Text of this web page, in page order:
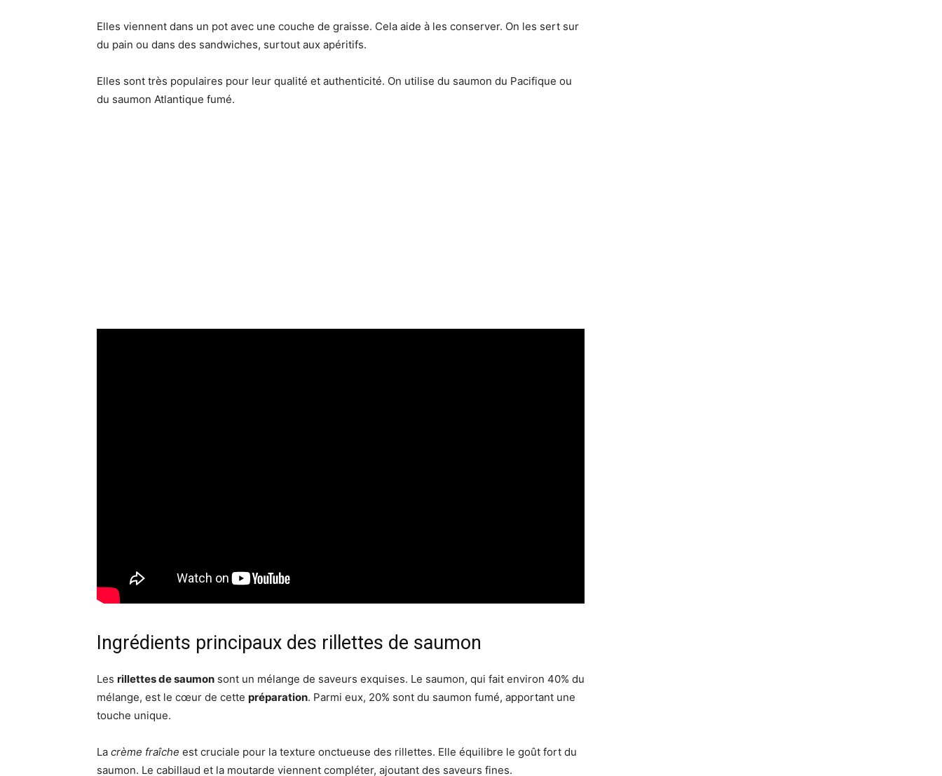
Elles viennent dans un pot avec une couche de graisse. Cela aide à les conserver. On les sert sur
du pain ou dans des sandwiches, surtout aux apéritifs.
Elles sont très populaires pour leur qualité et authenticité. On utilise du saumon du Pacifique ou
du saumon Atlantique fumé.
Ingrédients principaux des rillettes de saumon
Les rillettes de saumon sont un mélange de saveurs exquises. Le saumon, qui fait environ 40% du
mélange, est le cœur de cette préparation. Parmi eux, 20% sont du saumon fumé, apportant une
touche unique.
La crème fraîche est cruciale pour la texture onctueuse des rillettes. Elle équilibre le goût fort du
saumon. Le cabillaud et la moutarde viennent compléter, ajoutant des saveurs fines.